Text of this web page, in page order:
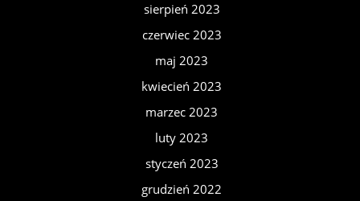
sierpień 2023
czerwiec 2023
maj 2023
kwiecień 2023
marzec 2023
luty 2023
styczeń 2023
grudzień 2022